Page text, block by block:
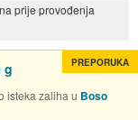
prije provođenja
g
isteka zaliha u Boso
PREPORUKA